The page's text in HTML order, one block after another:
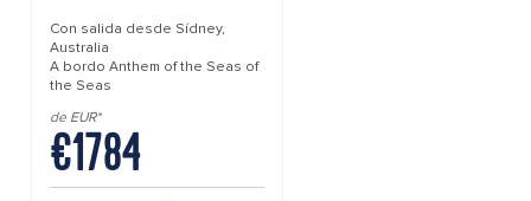
Con salida desde Sídney,
Australia
A bordo Anthem of the Seas of
the Seas
de EUR*
€1784